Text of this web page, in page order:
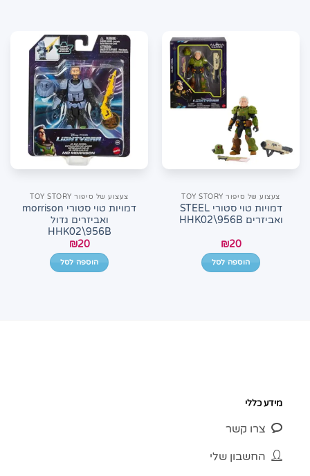
צעצוע של סיפור TOY STORY
דמויות טוי סטורי STEEL
ואביזרים HHK02\956B
₪20
הוספה לסל
צעצוע של סיפור TOY STORY
דמויות טוי סטורי morrison
ואביזרים גדול
HHK02\956B
₪20
הוספה לסל
מידע כללי
צרו קשר
החשבון שלי